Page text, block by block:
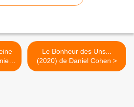
Le Bonheur des Uns...
(2020) de Daniel Cohen >